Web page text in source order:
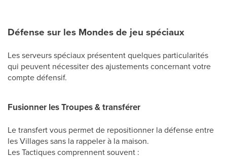
Défense sur les Mondes de jeu spéciaux
Les serveurs spéciaux présentent quelques particularités
qui peuvent nécessiter des ajustements concernant votre
compte défensif.
Fusionner les Troupes & transférer
Le transfert vous permet de repositionner la défense entre
les Villages sans la rappeler à la maison.
Les Tactiques comprennent souvent :